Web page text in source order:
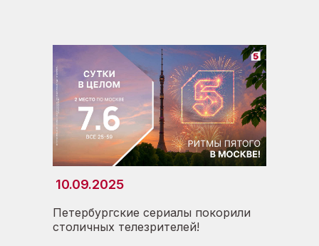
10.09.2025
Петербургские сериалы покорили
столичных телезрителей!